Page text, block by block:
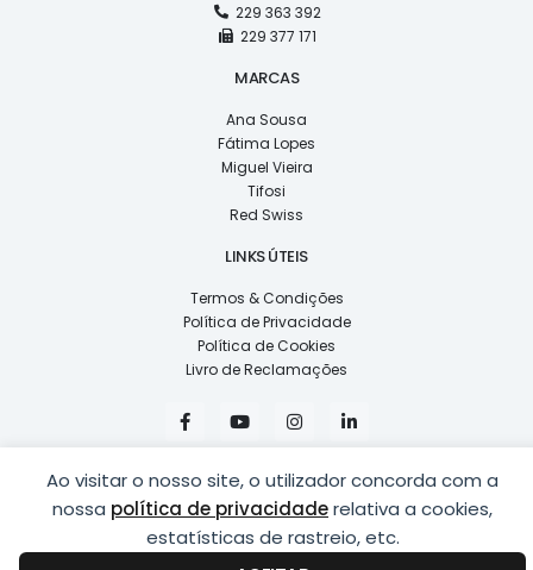
Ao visitar o nosso site, o utilizador concorda com a
nossa política de privacidaderelativa a cookies,
estatísticas de rastreio, etc.
229 363 392
229 377 171
MARCAS
Ana Sousa
Fátima Lopes
Miguel Vieira
Tifosi
Red Swiss
LINKS ÚTEIS
Termos & Condições
Política de Privacidade
Política de Cookies
Livro de Reclamações
F
a
c
b
o
o
k
-
Y
o
u
u
b
e
I
n
s
a
g
r
a
m
i
n
e
d
i
n
-
COPYRIGHT © 2026LUSÍADAS, DISTRIBUIÇÃO DE ÓPTICAS, LDA.